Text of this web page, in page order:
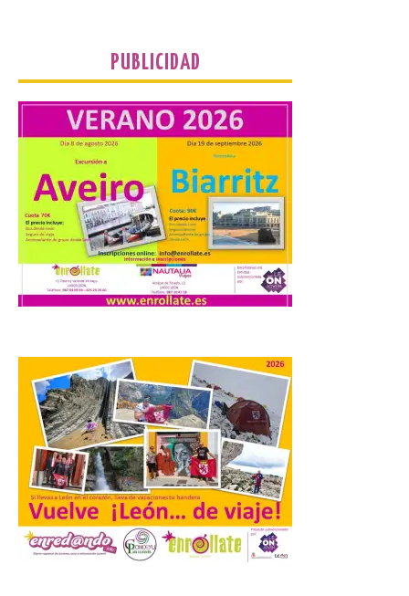
Artesana de Astorga
arranca con una gran
acogida del público
8 Ago 2026
La inauguración contó
con la presencia del
alcalde de Astorga, José
Luis Nieto, que se acercó
hasta la feria acompañado
El Jamón de bellota 100 %
ibérico «Guillén» de
Guijuelo ha sido el
ganador al mejor jamón de
bellota ibérico
8 Ago 2026
PUBLICIDAD